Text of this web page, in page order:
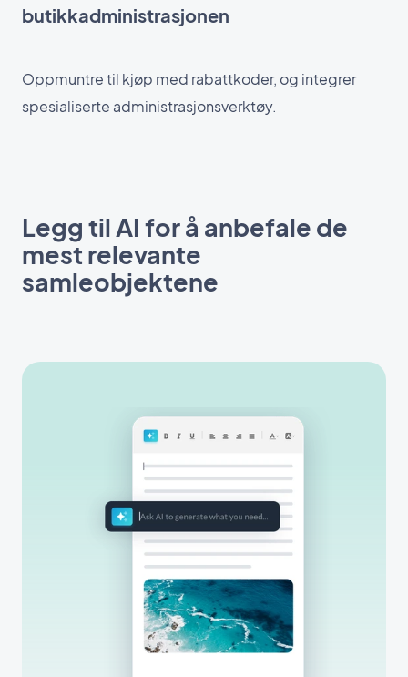
butikkadministrasjonen
Oppmuntre til kjøp med rabattkoder, og integrer
spesialiserte administrasjonsverktøy.
Legg til AI for å anbefale de
mest relevante
samleobjektene